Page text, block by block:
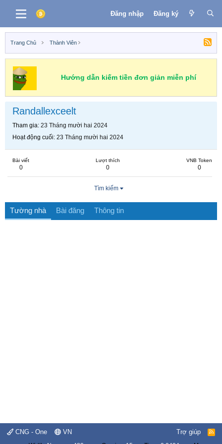
Đăng nhập Đăng ký
Trang Chủ Thành Viên
Hướng dẫn kiếm tiền đơn giản miễn phí
Randallexceelt
Tham gia 23 Tháng mười hai 2024
Hoạt động cuối 23 Tháng mười hai 2024
Bài viết
0
Lượt thích
0
VNB Token
0
Tìm kiếm
Tường nhà Bài đăng Thông tin
CNG - One VN Trợ giúp
R